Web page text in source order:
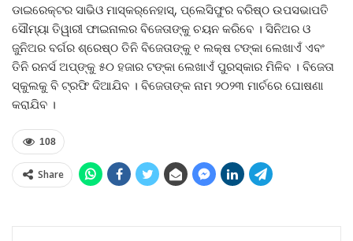
ଡାଇରେକ୍ଟର ସାଭିଓ ମାସ୍କର୍‌ନେହାସ୍‌, ପ୍ଲେସିଫୁର ବରିଷ୍ଠ ଉପସଭାପତି
ସୌମ୍ୟା ତିୱାରୀ ଫାଇନାଲର ବିଜେତାଙ୍କୁ ଚୟନ କରିବେ । ସିନିଅର ଓ
ଜୁନିଅର ବର୍ଗର ଶ୍ରେଷ୍ଠ ତିନି ବିଜେତାଙ୍କୁ ୧ ଲକ୍ଷ ଟଙ୍କା ଲେଖାଏଁ ଏବଂ
ତିନି ରନର୍ସ ଅପ୍‌ଙ୍କୁ ୫୦ ହଜାର ଟଙ୍କା ଲେଖାଏଁ ପୁରସ୍କାର ମିଳିବ । ବିଜେତା
ସ୍କୁଲକୁ ବି ଟ୍ରଫି ଦିଆଯିବ । ବିଜେତାଙ୍କ ନାମ ୨୦୨୩ ମାର୍ଚରେ ଘୋଷଣା
କରାଯିବ ।
108
Share